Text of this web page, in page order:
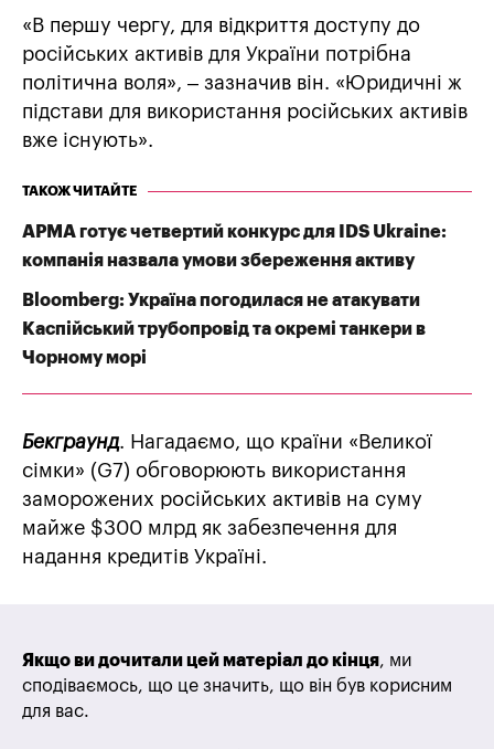
«В першу чергу, для відкриття доступу до
російських активів для України потрібна
політична воля», – зазначив він. «Юридичні ж
підстави для використання російських активів
вже існують».
ТАКОЖ ЧИТАЙТЕ
АРМА готує четвертий конкурс для IDS Ukraine:
компанія назвала умови збереження активу
Bloomberg: Україна погодилася не атакувати
Каспійський трубопровід та окремі танкери в
Чорному морі
Бекграунд. Нагадаємо, що країни «Великої
сімки» (G7) обговорюють використання
заморожених російських активів на суму
майже $300 млрд як забезпечення для
надання кредитів Україні.
Якщо ви дочитали цей матеріал до кінця, ми
сподіваємось, що це значить, що він був корисним
для вас.